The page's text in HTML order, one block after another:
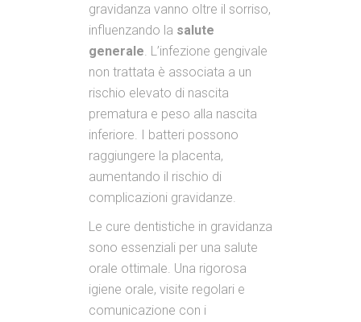
gravidanza vanno oltre il sorriso,
influenzando la salute
generale. L’infezione gengivale
non trattata è associata a un
rischio elevato di nascita
prematura e peso alla nascita
inferiore. I batteri possono
raggiungere la placenta,
aumentando il rischio di
complicazioni gravidanze.
Le cure dentistiche in gravidanza
sono essenziali per una salute
orale ottimale. Una rigorosa
igiene orale, visite regolari e
comunicazione con i